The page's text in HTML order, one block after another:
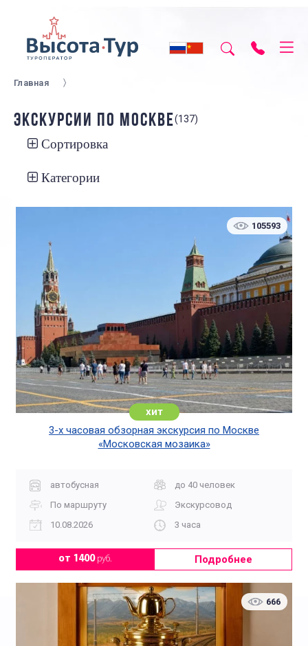
Главная
ЭКСКУРСИИ ПО МОСКВЕ(137)
Сортировка
Категории
105593
хит
3-х часовая обзорная экскурсия по Москве
«Московская мозаика»
автобусная
до 40 человек
По маршруту
Экскурсовод
10.08.2026
3 часа
от 1400руб. Подробнее
666